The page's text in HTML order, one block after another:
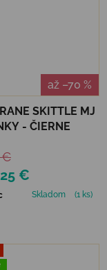
až –70 %
SKITTLE MJ
- ČIERNE
€
€
Skladom
(1 ks)